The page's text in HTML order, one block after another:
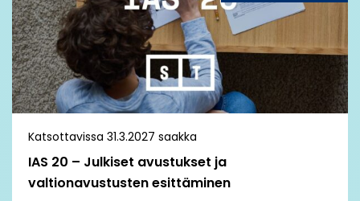
Katsottavissa 31.3.2027 saakka
IAS 20 – Julkiset avustukset ja
valtionavustusten esittäminen